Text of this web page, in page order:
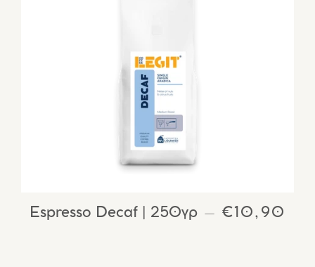
Εspresso Decaf | 250γρ — €10,90